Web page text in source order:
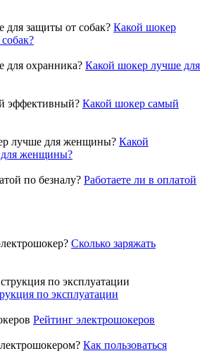
Какой шокер
Какой шокер лучше для
Какой шокер самый
Какой
для женщины?
Работаете ли в оплатой
Cколько заряжать
по эксплуатации
Рейтинг электрошокеров
Как пользоваться